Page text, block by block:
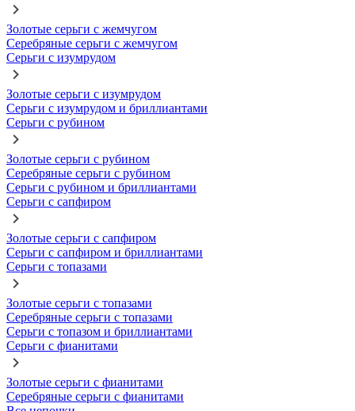
Золотые серьги с жемчугом
Серебряные серьги с жемчугом
Серьги с изумрудом
Золотые серьги с изумрудом
Серьги с изумрудом и бриллиантами
Серьги с рубином
Золотые серьги с рубином
Серебряные серьги с рубином
Серьги с рубином и бриллиантами
Серьги с сапфиром
Золотые серьги с сапфиром
Серьги с сапфиром и бриллиантами
Серьги с топазами
Золотые серьги с топазами
Серебряные серьги с топазами
Серьги с топазом и бриллиантами
Серьги с фианитами
Золотые серьги с фианитами
Серебряные серьги с фианитами